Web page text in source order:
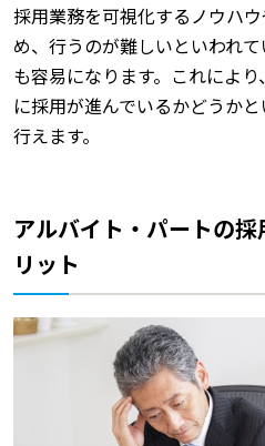
採用業務を可視化するノウハ
め、行うのが難しいといわれて
も容易になります。これによ
に採用が進んでいるかどうか
行えます。
アルバイト・パートの
リット